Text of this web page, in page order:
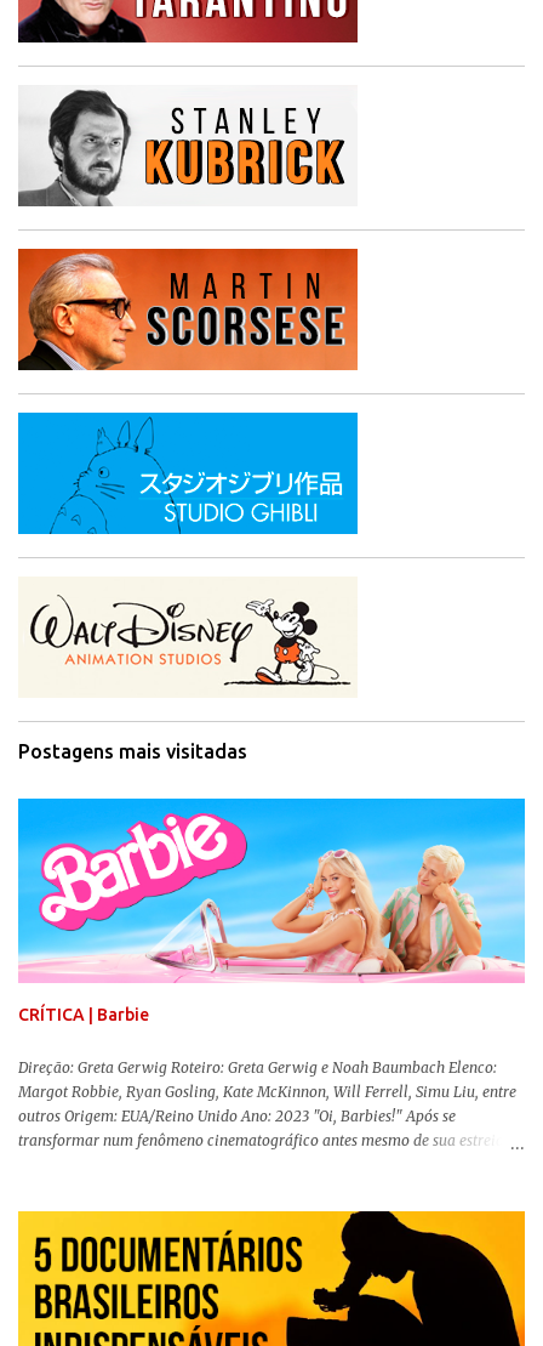
Postagens mais visitadas
CRÍTICA | Barbie
Direção: Greta Gerwig Roteiro: Greta Gerwig e Noah Baumbach Elenco:
Margot Robbie, Ryan Gosling, Kate McKinnon, Will Ferrell, Simu Liu, entre
outros Origem: EUA/Reino Unido Ano: 2023 "Oi, Barbies!" Após se
transformar num fenômeno cinematográfico antes mesmo de sua estreia,
lançamento, posso afirmar que o longa, dirigido por Greta Gerwig (
Adoráveis Mulheres ) prometeu tudo e entregou mais ainda, se provando o
filme do ano até aqui. Repleto de criatividade, humor e sem medo de não se
levar a sério, a produção aborda temas complexos com críticas potentes. Já
conhecida por sua filmografia feminista, Gerwig traz uma reflexão de
como a Barbie se encaixa no mundo moderno, desenvolvendo a